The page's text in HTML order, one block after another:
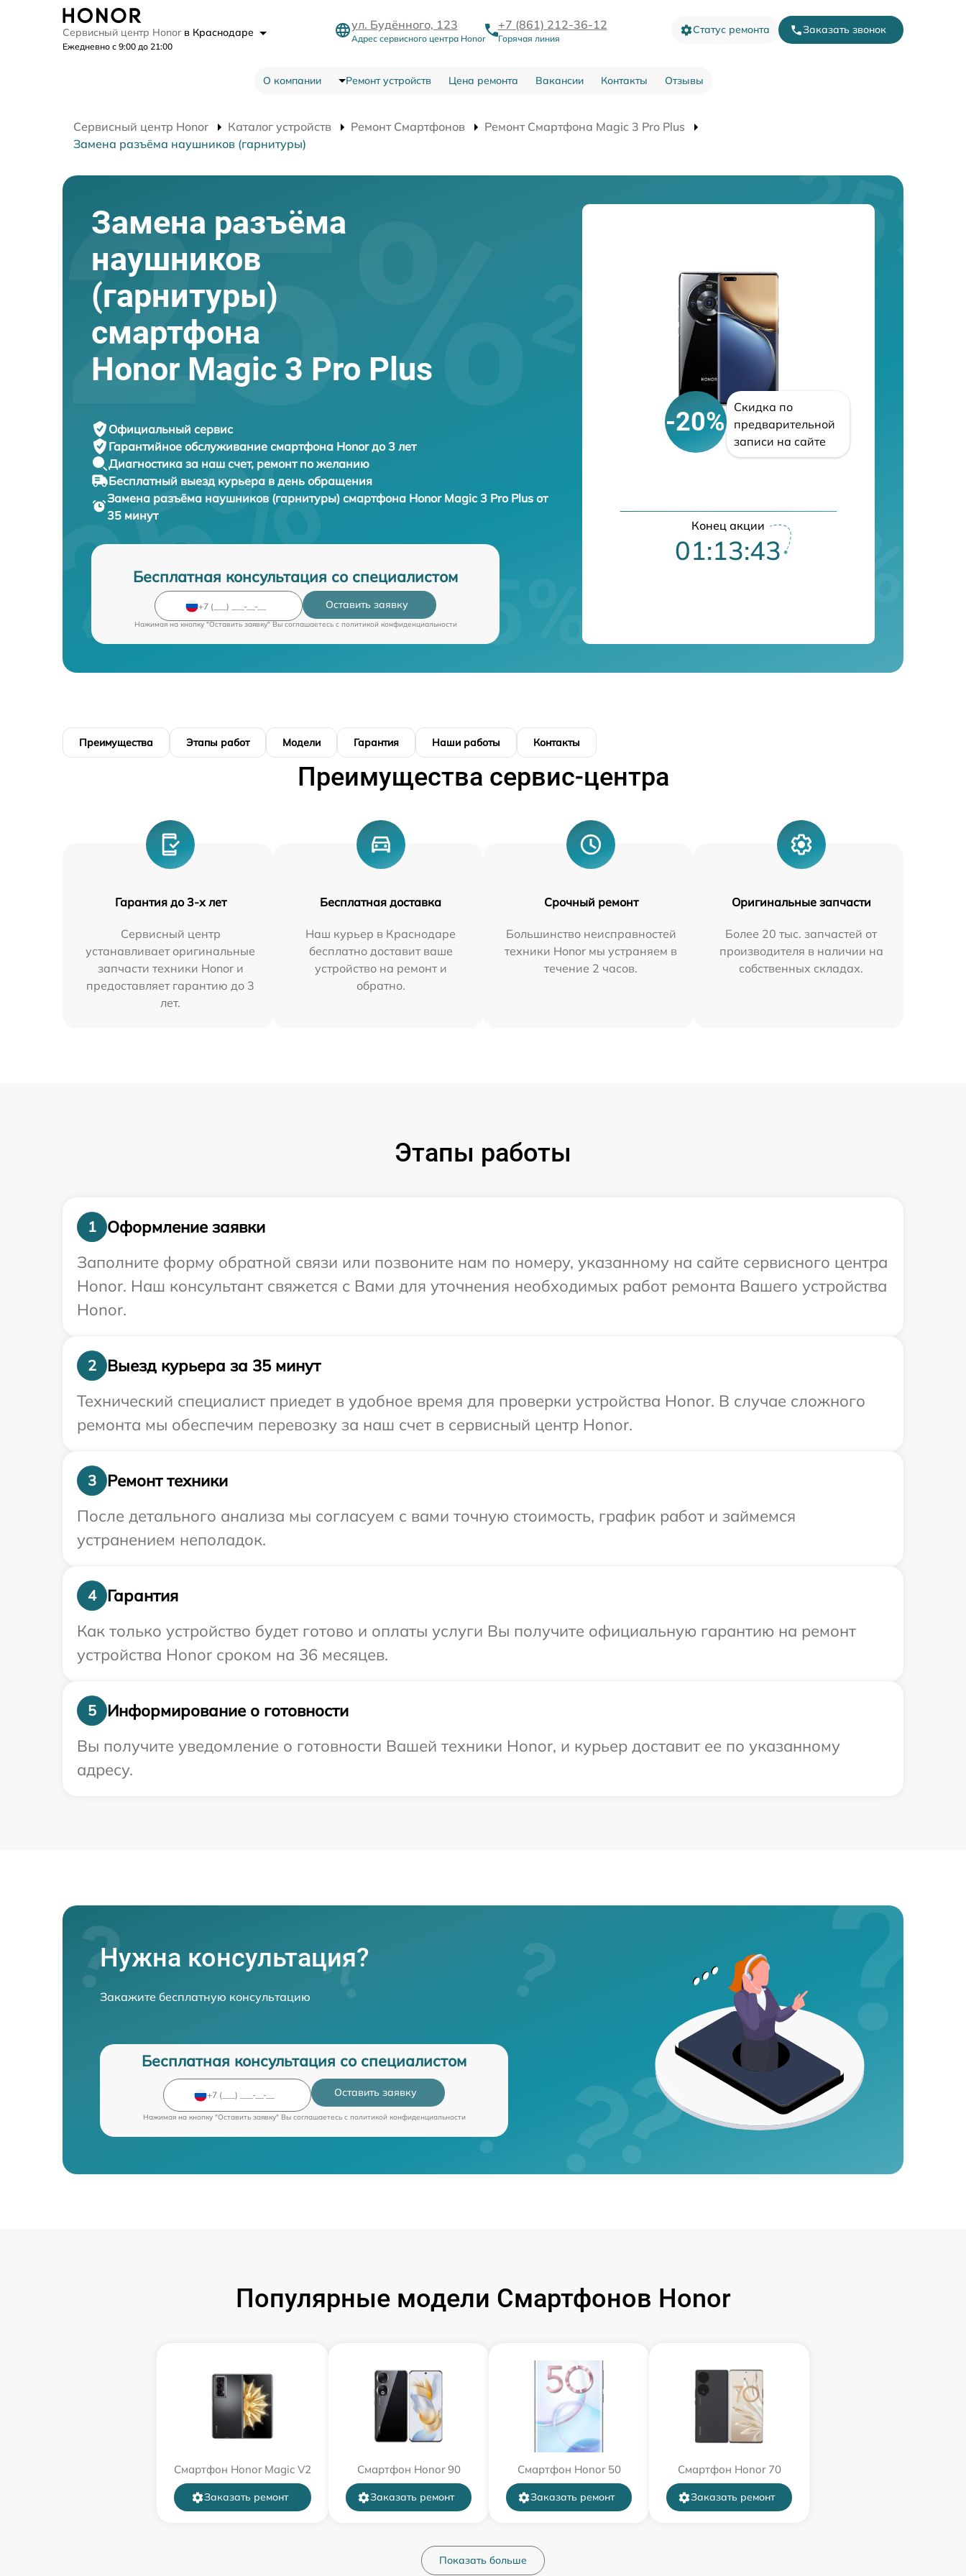
Сервисный центр Honor в Краснодаре
Ежедневно с 9:00 до 21:00
ул. Будённого, 123
Адрес сервисного центра Honor
+7 (861) 212-36-12
Горячая линия
Статус ремонта Заказать звонок
О компании Ремонт устройств Цена ремонта Вакансии Контакты Отзывы
Сервисный центр Honor Каталог устройств Ремонт Смартфонов
Ремонт Смартфона Magic 3 Pro Plus
Замена разъёма наушников (гарнитуры)
Замена разъёма
наушников
(гарнитуры)
смартфона
Honor Magic 3 Pro Plus
Официальный сервис
Гарантийное обслуживание смартфона Honor до 3 лет
Диагностика за наш счет, ремонт по желанию
Бесплатный выезд курьера в день обращения
Замена разъёма наушников (гарнитуры) смартфона Honor Magic 3 Pro Plus от
35 минут
Бесплатная консультация со специалистом
Оставить заявку
Нажимая на кнопку "Оставить заявку" Вы соглашаетесь c политикой конфиденциальности
-20%
Скидка по
предварительной
записи на сайте
Конец акции
01:13:42
Преимущества Этапы работ Модели Гарантия Наши работы Контакты
Преимущества сервис-центра
Гарантия до 3-х лет
Сервисный центр
устанавливает оригинальные
запчасти техники Honor и
предоставляет гарантию до 3
лет.
Бесплатная доставка
Наш курьер в Краснодаре
бесплатно доставит ваше
устройство на ремонт и
обратно.
Срочный ремонт
Большинство неисправностей
техники Honor мы устраняем в
течение 2 часов.
Оригинальные запчасти
Более 20 тыс. запчастей от
производителя в наличии на
собственных складах.
Этапы работы
1
Оформление заявки
Заполните форму обратной связи или позвоните нам по номеру, указанному на сайте сервисного центра
Honor. Наш консультант свяжется с Вами для уточнения необходимых работ ремонта Вашего устройства
Honor.
2
Выезд курьера за 35 минут
Технический специалист приедет в удобное время для проверки устройства Honor. В случае сложного
ремонта мы обеспечим перевозку за наш счет в сервисный центр Honor.
3
Ремонт техники
После детального анализа мы согласуем с вами точную стоимость, график работ и займемся
устранением неполадок.
4
Гарантия
Как только устройство будет готово и оплаты услуги Вы получите официальную гарантию на ремонт
устройства Honor сроком на 36 месяцев.
5
Информирование о готовности
Вы получите уведомление о готовности Вашей техники Honor, и курьер доставит ее по указанному
адресу.
Нужна консультация?
Закажите бесплатную консультацию
Бесплатная консультация со специалистом
Оставить заявку
Нажимая на кнопку "Оставить заявку" Вы соглашаетесь c политикой конфиденциальности
Популярные модели Смартфонов Honor
Смартфон Honor Magic V2
Заказать ремонт
Смартфон Honor 90
Заказать ремонт
Смартфон Honor 50
Заказать ремонт
Смартфон Honor 70
Заказать ремонт
Показать больше